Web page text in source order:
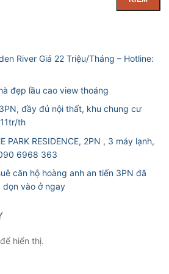
River Giá 22 Triệu/Tháng – Hotline:
đẹp lầu cao view thoáng
đầy đủ nội thất, khu chung cư
th
PARK RESIDENCE, 2PN , 3 máy lạnh,
6968 363
căn hộ hoàng anh an tiến 3PN đã
vào ở ngay
hiển thị.